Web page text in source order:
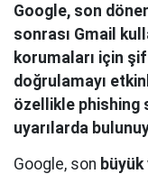
Google, son
sonrası Gmail
korumaları için
doğrulamayı
özellikle phishing
uyarılarda
Google, son büyük